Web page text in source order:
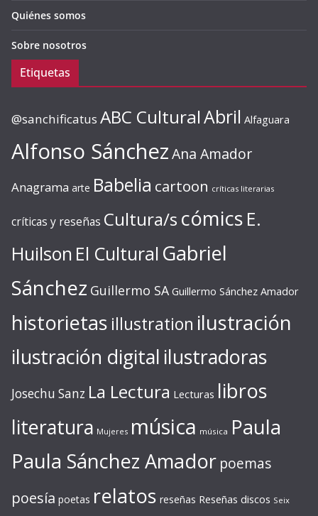
Quiénes somos
Sobre nosotros
Etiquetas
@sanchificatus ABC CulturalAbril Alfaguara
Alfonso SánchezAna Amador
Anagrama arte Babelia cartoon críticas literarias
críticas y reseñas Cultura/s cómics E.
Huilson El Cultural Gabriel
Sánchez Guillermo SA Guillermo Sánchez Amador
historietas illustration ilustración
ilustración digital ilustradoras
Josechu Sanz La Lectura Lecturas libros
literatura Mujeres música música Paula
Paula Sánchez Amador poemas
poesía poetas relatos reseñas Reseñas discos Seix